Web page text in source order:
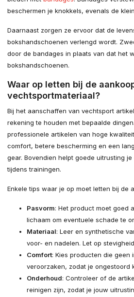
beschermen je knokkels, evenals de
Daarnaast zorgen ze ervoor dat de
bokshandschoenen verlengd wordt.
door de bandages in plaats van dat het
bokshandschoenen.
Waar op letten bij de
vechtsportmateriaal?
Bij het aanschaffen van vechtsport
rekening te houden met bepaalde
professionele artikelen van hoge
comfort, betere bescherming en een
gear. Bovendien helpt goede uitrusting
tijdens trainingen.
Enkele tips waar je op moet letten bij de
Pasvorm: Het product moet goed
lichaam om eventuele schade te
Materiaal: Leer en synthetische
voor- en nadelen. Let op
Comfort: Kies producten die geen
veroorzaken, zodat je ongestoord
Onderhoud: Controleer of de
reinigen zijn, zodat je jouw